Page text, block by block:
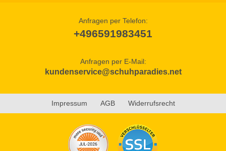
Anfragen per Telefon:
+496591983451
Anfragen per E-Mail:
kundenservice@schuhparadies.net
Impressum AGB Widerrufsrecht